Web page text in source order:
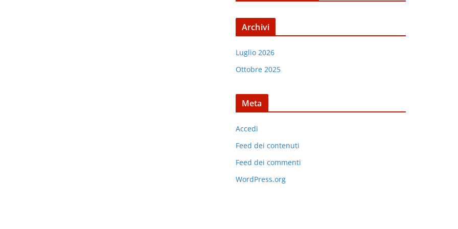
Archivi
Luglio 2026
Ottobre 2025
Meta
Accedi
Feed dei contenuti
Feed dei commenti
WordPress.org